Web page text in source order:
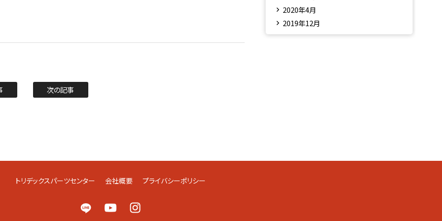
次の記事
2020年4月
2019年12月
トリデックスパーツセンター 会社概要 プライバシーポリシー